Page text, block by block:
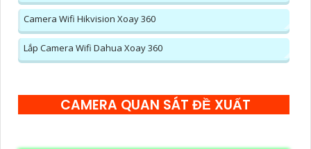
Camera Wifi Hikvision Xoay 360
Lắp Camera Wifi Dahua Xoay 360
CAMERA QUAN SÁT ĐỀ XUẤT